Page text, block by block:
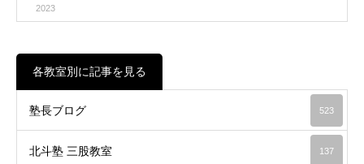
2023
各教室別に記事を見る
塾長ブログ 523
北斗塾 三股教室 137